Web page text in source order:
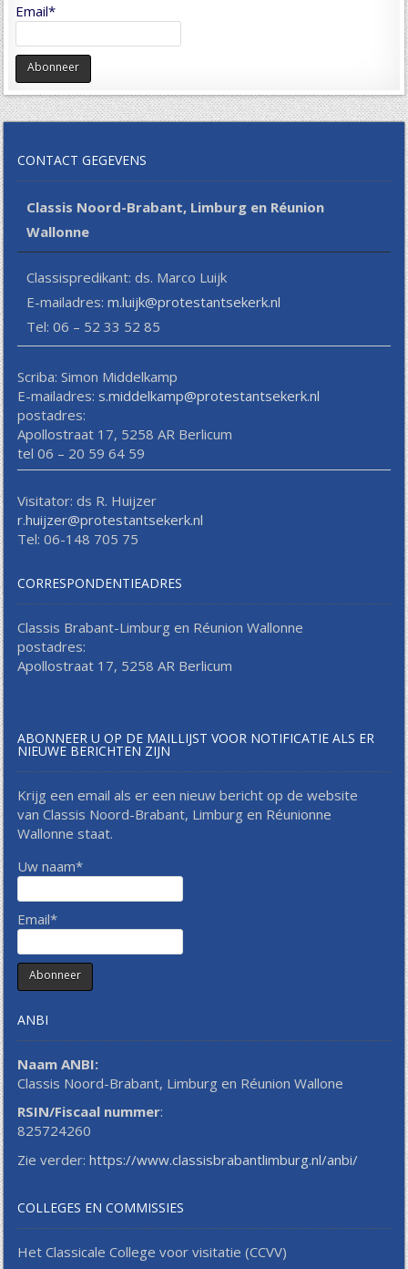
Email*
CONTACT GEGEVENS
Classis Noord-Brabant, Limburg en Réunion
Wallonne
Classispredikant: ds. Marco Luijk
E-mailadres:m.luijk@protestantsekerk.nl
Tel: 06 – 52 33 52 85
Scriba: Simon Middelkamp
E-mailadres: s.middelkamp@protestantsekerk.nl
postadres:
Apollostraat 17, 5258 AR Berlicum
tel 06 – 20 59 64 59
Visitator: ds R. Huijzer
r.huijzer@protestantsekerk.nl
Tel: 06-148 705 75
CORRESPONDENTIEADRES
Classis Brabant-Limburg en Réunion Wallonne
postadres:
Apollostraat 17, 5258 AR Berlicum
ABONNEER U OP DE MAILLIJST VOOR NOTIFICATIE ALS ER
NIEUWE BERICHTEN ZIJN
Krijg een email als er een nieuw bericht op de website
van Classis Noord-Brabant, Limburg en Réunionne
Wallonne staat.
Uw naam*
Email*
ANBI
Naam ANBI:
Classis Noord-Brabant, Limburg en Réunion Wallone
RSIN/Fiscaal nummer:
825724260
Zie verder:https://www.classisbrabantlimburg.nl/anbi/
COLLEGES EN COMMISSIES
Het Classicale College voor visitatie (CCVV)